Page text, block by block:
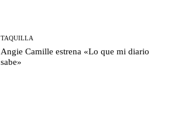
TAQUILLA
Angie Camille estrena «Lo que mi diario
sabe»